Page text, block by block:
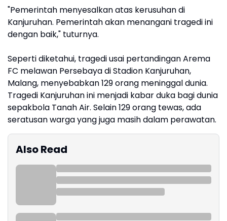
"Pemerintah menyesalkan atas kerusuhan di
Kanjuruhan. Pemerintah akan menangani tragedi ini
dengan baik," tuturnya.
Seperti diketahui, tragedi usai pertandingan Arema
FC melawan Persebaya di Stadion Kanjuruhan,
Malang, menyebabkan 129 orang meninggal dunia.
Tragedi Kanjuruhan ini menjadi kabar duka bagi dunia
sepakbola Tanah Air. Selain 129 orang tewas, ada
seratusan warga yang juga masih dalam perawatan.
Also Read